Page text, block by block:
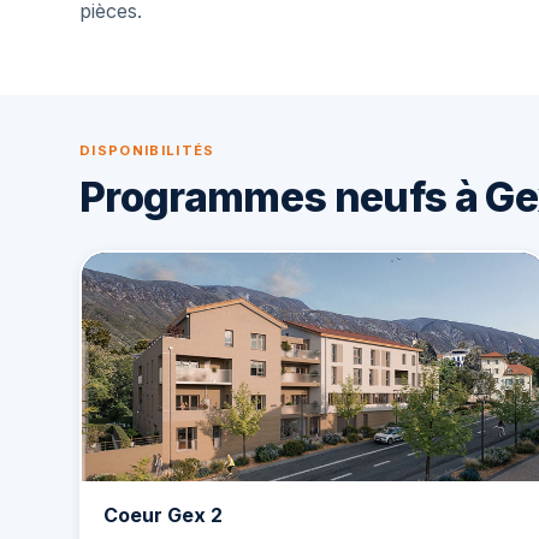
pièces.
DISPONIBILITÉS
Programmes neufs à
Coeur Gex 2